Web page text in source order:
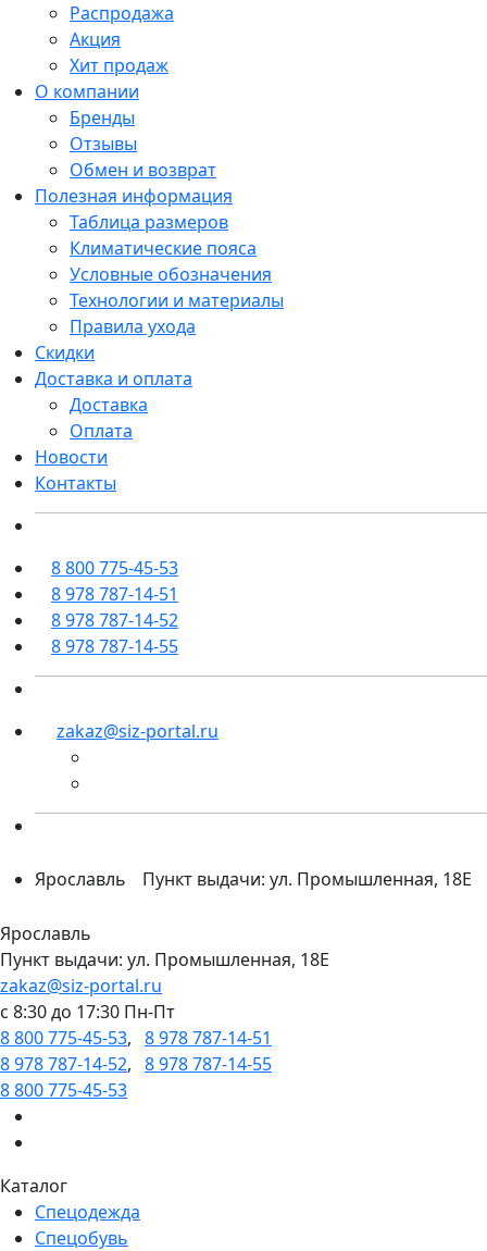
Распродажа
Акция
Хит продаж
О компании
Бренды
Отзывы
Обмен и возврат
Полезная информация
Таблица размеров
Климатические пояса
Условные обозначения
Технологии и материалы
Правила ухода
Скидки
Доставка и оплата
Доставка
Оплата
Новости
Контакты
8 800 775-45-53
8 978 787-14-51
8 978 787-14-52
8 978 787-14-55
zakaz@siz-portal.ru
Ярославль Пункт выдачи: ул. Промышленная, 18Е
Ярославль
Пункт выдачи: ул. Промышленная, 18Е
zakaz@siz-portal.ru
c 8:30 до 17:30 Пн-Пт
8 800 775-45-53, 8 978 787-14-51
8 978 787-14-52, 8 978 787-14-55
8 800 775-45-53
Каталог
Спецодежда
Спецобувь